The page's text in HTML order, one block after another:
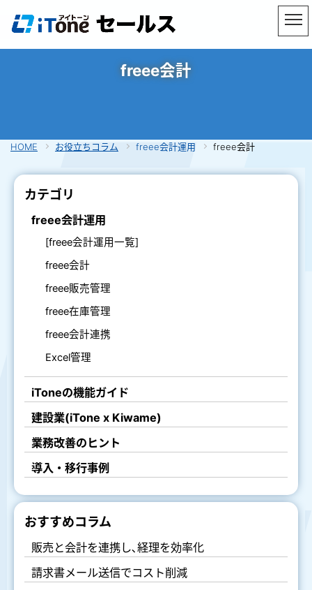
freee会計
HOME お役立ちコラム freee会計運用 freee会計
カテゴリ
freee会計運用
[freee会計運用一覧]
freee会計
freee販売管理
freee在庫管理
freee会計連携
Excel管理
iToneの機能ガイド
建設業(iTone x Kiwame)
業務改善のヒント
導入・移行事例
おすすめコラム
販売と会計を連携し､経理を効率化
請求書メール送信でコスト削減